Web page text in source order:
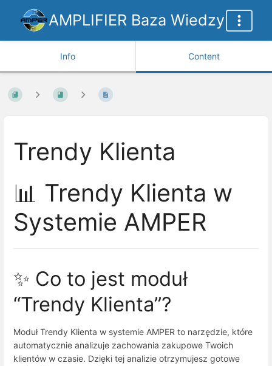
AMPLIFIER Baza Wiedzy
Info Content
Trendy Klienta
📊 Trendy Klienta w
Systemie AMPER
✨ Co to jest moduł
“Trendy Klienta”?
Moduł Trendy Klienta w systemie AMPER to narzędzie, które
automatycznie analizuje zachowania zakupowe Twoich
klientów w czasie. Dzięki tej analizie otrzymujesz gotowe